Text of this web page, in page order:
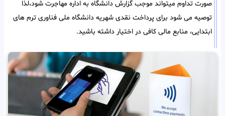
صورت تداوم میتواند موجب گزارش دانشگاه به اداره مهاجرت شود،لذا
توصیه می شود برای پرداخت نقدی شهریه دانشگاه ملی فناوری ترم های
ابتدایی، منابع مالی کافی در اختیار داشته باشید.